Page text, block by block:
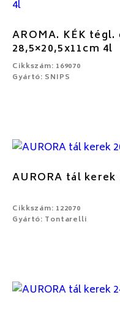
AROMA. KÉK
28,5×20,5x11cm 4l
Cikkszám: 169070
Gyártó: SNIPS
AURORA tál kerek
Cikkszám: 122070
Gyártó: Tontarelli